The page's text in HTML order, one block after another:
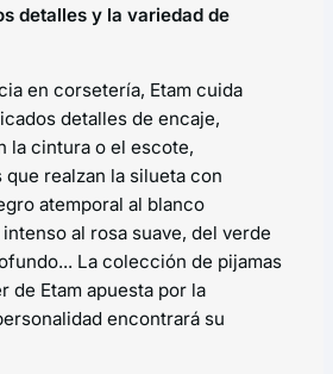
detalles y la variedad de
en corsetería, Etam cuida
detalles de encaje,
la cintura o el escote,
realzan la silueta con
atemporal al blanco
al rosa suave, del verde
La colección de pijamas
de Etam apuesta por la
encontrará su